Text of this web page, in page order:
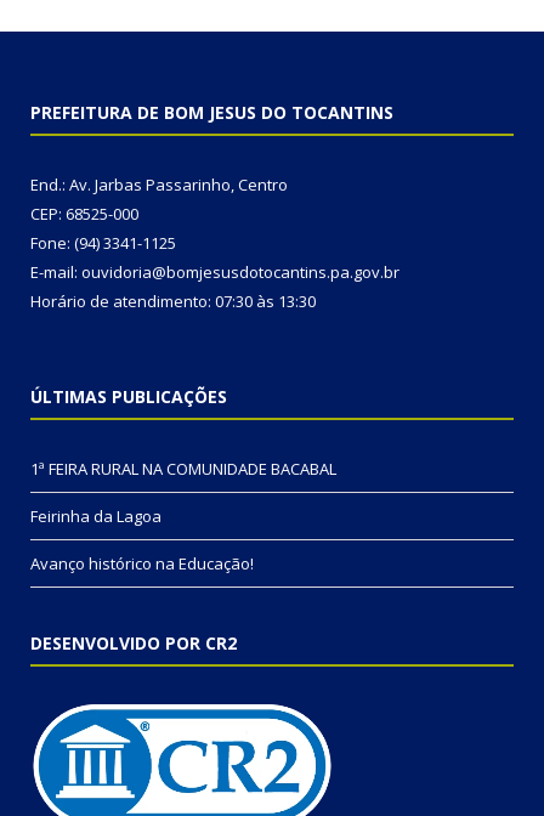
PREFEITURA DE BOM JESUS DO TOCANTINS
End.: Av. Jarbas Passarinho, Centro
CEP: 68525-000
Fone: (94) 3341-1125
E-mail: ouvidoria@bomjesusdotocantins.pa.gov.br
Horário de atendimento: 07:30 às 13:30
ÚLTIMAS PUBLICAÇÕES
1ª FEIRA RURAL NA COMUNIDADE BACABAL
Feirinha da Lagoa
Avanço histórico na Educação!
DESENVOLVIDO POR CR2